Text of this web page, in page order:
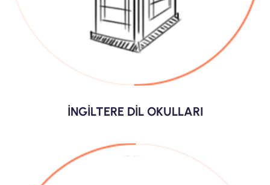
İNGİLTERE DİL OKULLARI